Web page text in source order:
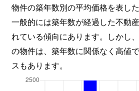
物件の築年数別の平均価格を表した
一般的には築年数が経過した不動
れている傾向にあります。しかし
の物件は、築年数に関係なく高値
スもあります。